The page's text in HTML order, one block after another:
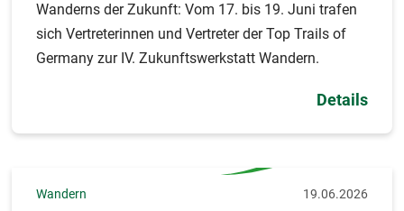
Wanderns der Zukunft: Vom 17. bis 19. Juni trafen
sich Vertreterinnen und Vertreter der Top Trails of
Germany zur IV. Zukunftswerkstatt Wandern.
Details
Wandern 19.06.2026